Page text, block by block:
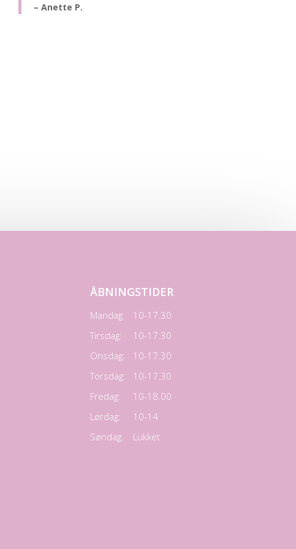
– Anette P.
ÅBNINGSTIDER
Mandag:
10-17.30
Tirsdag:
10-17.30
Onsdag:
10-17.30
Torsdag:
10-17.30
Fredag:
10-18.00
Lørdag:
10-14
Søndag:
Lukket